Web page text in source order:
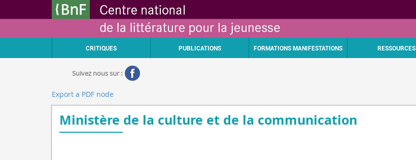
CRITIQUES PUBLICATIONS FORMATIONS MANIFESTATIONS RESSOURCES
Suivez nous sur :
Export a PDF node
Ministère de la culture et de la communication
Gestion des cookies